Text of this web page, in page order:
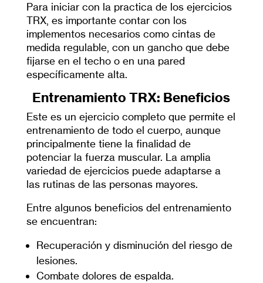
Para iniciar con la practica de los ejercicios
TRX, es importante contar con los
implementos necesarios como cintas de
medida regulable, con un gancho que debe
fijarse en el techo o en una pared
específicamente alta.
Entrenamiento TRX: Beneficios
Este es un ejercicio completo que permite el
entrenamiento de todo el cuerpo, aunque
principalmente tiene la finalidad de
potenciar la fuerza muscular. La amplia
variedad de ejercicios puede adaptarse a
las rutinas de las personas mayores.
Entre algunos beneficios del entrenamiento
se encuentran:
Recuperación y disminución del riesgo de
lesiones.
Combate dolores de espalda.